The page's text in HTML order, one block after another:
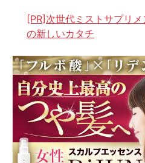
[PR]次世代ミストサプリ
の新しいカタチ